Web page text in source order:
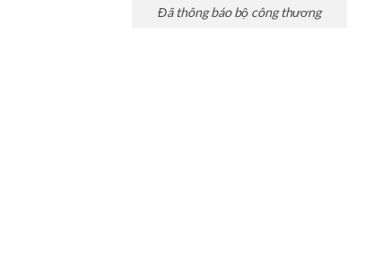
Đã thông báo bộ công thương